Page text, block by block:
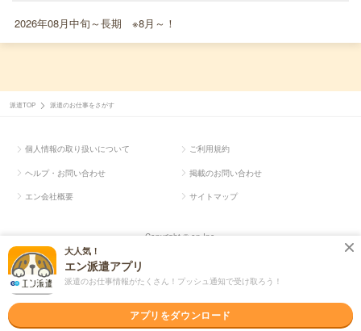
2026年08月中旬～長期 ※8月～！
大人気！
エン派遣アプリ
派遣のお仕事情報がたくさん！プッシュ通知で受け取ろう！
アプリをダウンロード
派遣TOP 派遣のお仕事をさがす
個人情報の取り扱いについて ご利用規約
ヘルプ・お問い合わせ 掲載のお問い合わせ
エン会社概要 サイトマップ
Copyright © en Inc.